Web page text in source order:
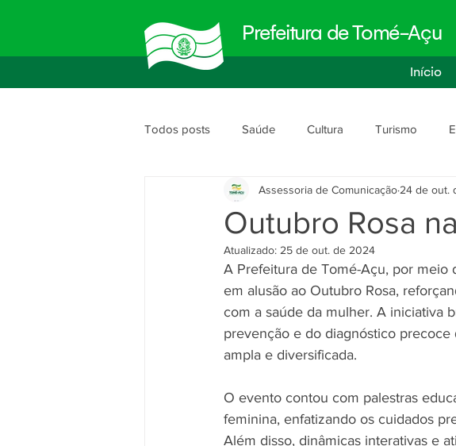
Prefeitura de Tomé-Açu
Início
Todos posts Saúde Cultura Turismo
Meio Ambiente Obras e Urbanismo
Planejamento e Gestão segurança
Outubro Rosa
Assessoria de Comunicação 24 de out.
Atualizado: 25 de out. de 2024
A Prefeitura de Tomé-Açu, por meio
em alusão ao Outubro Rosa,
com a saúde da mulher. A iniciativa
prevenção e do diagnóstico
ampla e diversificada.
O evento contou com palestras
feminina, enfatizando os cuidados
Além disso, dinâmicas interativas e